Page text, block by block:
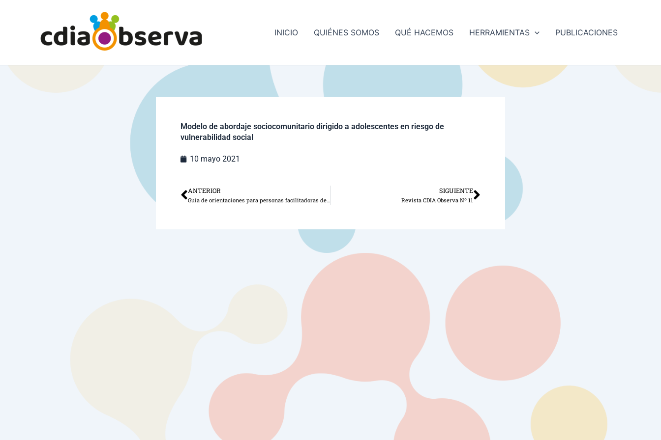
INICIO QUIÉNES SOMOS QUÉ HACEMOS HERRAMIENTAS PUBLICACIONES
Modelo de abordaje sociocomunitario dirigido a adolescentes en riesgo de
vulnerabilidad social
10 mayo 2021
Ant
ANTERIOR
Guía de orientaciones para personas facilitadoras de espacios con adolescentes en riesgo de vulnerabilidad social
SIGUIENTE
Revista CDIA Observa Nº 11Siguiente